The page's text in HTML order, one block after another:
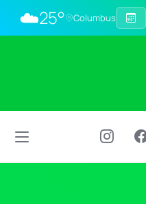
☁️25° Columbus